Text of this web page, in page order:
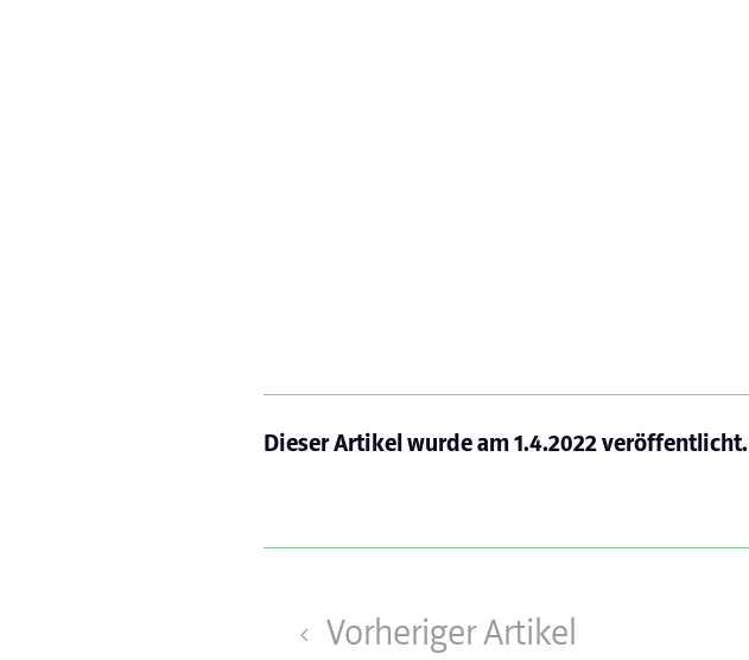
Dieser Artikel wurde am1.4.2022veröffentlicht.
Vorheriger Artikel